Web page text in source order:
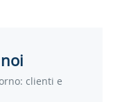
clienti e